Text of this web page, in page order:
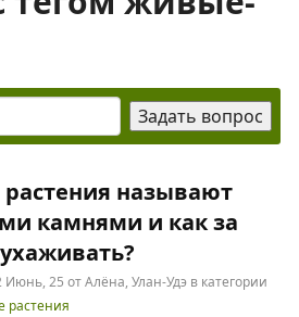
растения называют
камнями и как за
Июнь, 25 отАлёна, Улан-Удэ в категории
растения